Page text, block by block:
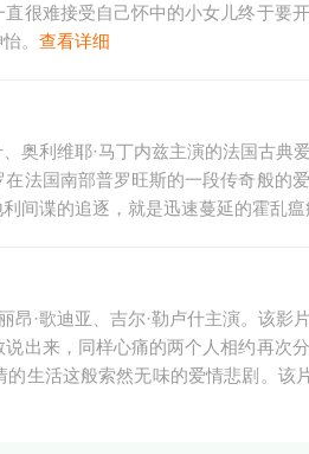
很难接受自己怀中的小女儿终于要
。 查看详细
奥利维耶·马丁内兹主演的法国古典
法国南部普罗旺斯的一段传奇般的
间谍的追逐，就是迅速蔓延的霍乱瘟
昂·歌迪亚、吉尔·勒卢什主演。该
出来，同样心痛的两个人相约再次
生活这般索然无味的爱情悲剧。该